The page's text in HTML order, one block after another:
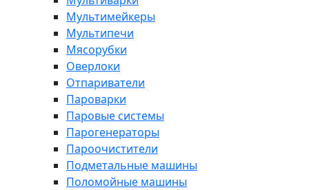
Мультимейкеры
Мультипечи
Мясорубки
Оверлоки
Отпариватели
Пароварки
Паровые системы
Парогенераторы
Пароочистители
Подметальные машины
Поломойные машины